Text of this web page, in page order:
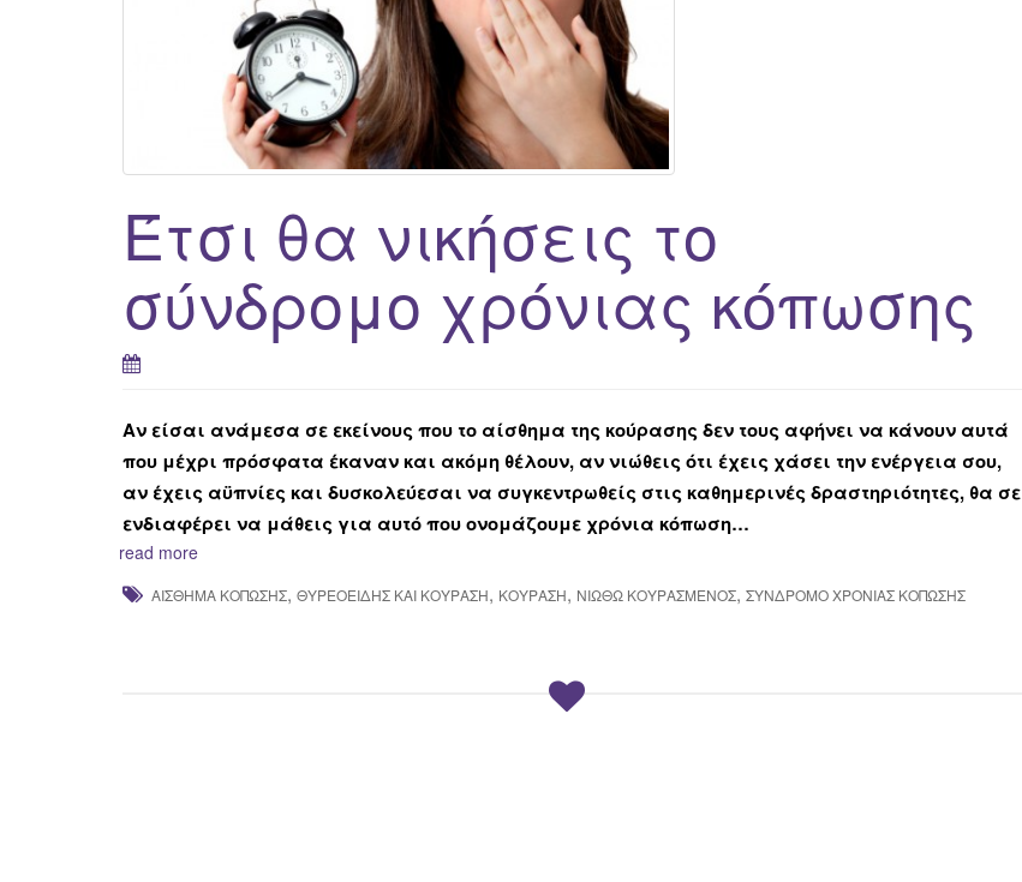
Έτσι θα νικήσεις το
σύνδρομο χρόνιας κόπωσης
Αν είσαι ανάμεσα σε εκείνους που το αίσθημα της κούρασης δεν τους αφήνει να κάνουν αυτά
που μέχρι πρόσφατα έκαναν και ακόμη θέλουν, αν νιώθεις ότι έχεις χάσει την ενέργεια σου,
αν έχεις αϋπνίες και δυσκολεύεσαι να συγκεντρωθείς στις καθημερινές δραστηριότητες, θα σε
ενδιαφέρει να μάθεις για αυτό που ονομάζουμε χρόνια κόπωση…
read more
ΑΊΣΘΗΜΑ ΚΌΠΩΣΗΣ, ΘΥΡΕΟΕΙΔΉΣ ΚΑΙ ΚΟΥΡΑΣΗ, ΚΟΎΡΑΣΗ, ΝΙΏΘΩ ΚΟΥΡΑΣΜΈΝΟΣ, ΣΎΝΔΡΟΜΟ ΧΡΌΝΙΑΣ ΚΌΠΩΣΗΣ